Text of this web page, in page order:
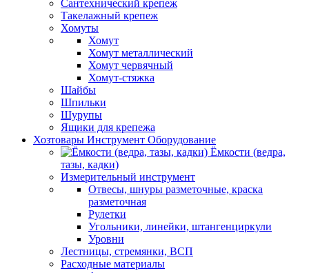
Сантехнический крепеж
Такелажный крепеж
Хомуты
Хомут
Хомут металлический
Хомут червячный
Хомут-стяжка
Шайбы
Шпильки
Шурупы
Ящики для крепежа
Хозтовары Инструмент Оборудование
Ёмкости (ведра,
тазы, кадки)
Измерительный инструмент
Отвесы, шнуры разметочные, краска
разметочная
Рулетки
Угольники, линейки, штангенциркули
Уровни
Лестницы, стремянки, ВСП
Расходные материалы